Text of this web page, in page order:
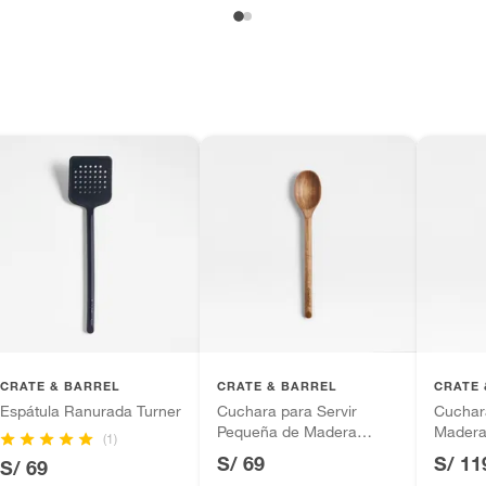
CRATE & BARREL
Espátula Ranurada Turner
(1)
S/ 69
CRATE & BARREL
Cuchara para Servir
Pequeña de Madera
S/ 69
CRATE
S/